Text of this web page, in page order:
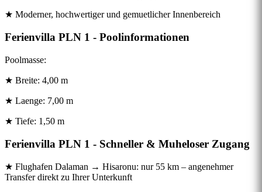
★ Moderner, hochwertiger und gemuetlicher Innenbereich
Ferienvilla PLN 1 - Poolinformationen
Poolmasse:
★ Breite: 4,00 m
★ Laenge: 7,00 m
★ Tiefe: 1,50 m
Ferienvilla PLN 1 - Schneller & Muheloser Zugang
★ Flughafen Dalaman → Hisaronu: nur 55 km – angenehmer
Transfer direkt zu Ihrer Unterkunft